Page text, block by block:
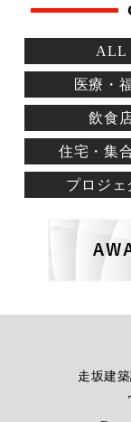
ALL
医療・
飲食
住宅・集
プロジェ
走坂建